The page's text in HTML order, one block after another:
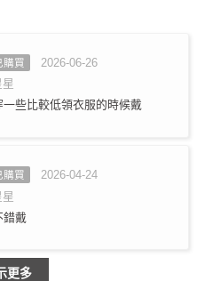
購買
2026-06-26
些比較低領衣服的時候戴
購買
2026-04-24
錯戴
更多